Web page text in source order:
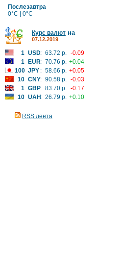
Послезавтра
0°C | 0°C
Курс валют на
07.12.2019
1 USD: 63.72 р. -0.09
1
EUR: 70.76 р. +0.04
100 JPY : 58.66 р. +0.05
10 CNY: 90.58 р. -0.03
1 GBP: 83.70 р. -0.17
10 UAH: 26.79 р. +0.10
RSS лента